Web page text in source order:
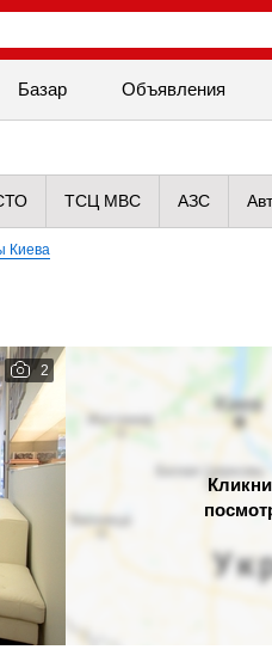
Базар Объявления
ТСЦ МВС АЗС
Киева
2